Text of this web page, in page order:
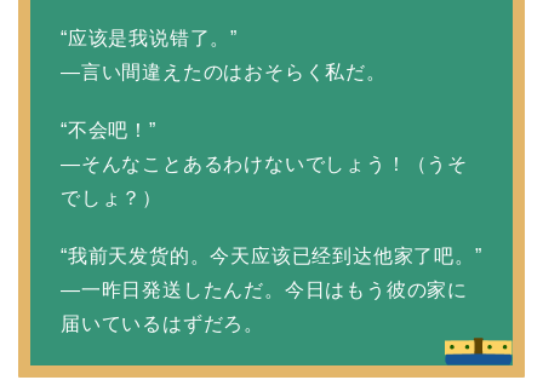
“应该是我说错了。”
—言い間違えたのはおそらく私だ。
“不会吧！”
—そんなことあるわけないでしょう！（うそ
でしょ？）
“我前天发货的。今天应该已经到达他家了吧。”
—一昨日発送したんだ。今日はもう彼の家に
届いているはずだろ。